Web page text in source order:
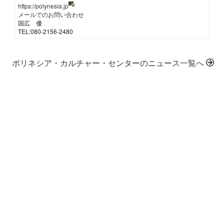
https://polynesia.jp
メールでのお問い合わせ
国広 優
TEL:080-2156-2480
ポリネシア・カルチャー・センターのニュース一覧へ